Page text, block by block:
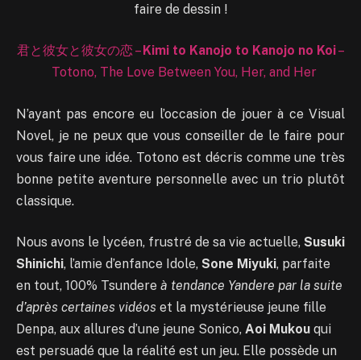
faire de dessin !
君と彼女と彼女の恋 – Kimi to Kanojo to Kanojo no Koi–
Totono, The Love Between You, Her, and Her
N’ayant pas encore eu l’occasion de jouer à ce Visual
Novel, je ne peux que vous conseiller de le faire pour
vous faire une idée. Totono est décris comme une très
bonne petite aventure personnelle avec un trio plutôt
classique.
Nous avons le lycéen, frustré de sa vie actuelle, Susuki
Shinichi, l’amie d’enfance Idole, Sone Miyuki, parfaite
en tout, 100% Tsundere à tendance Yandere par la suite
d’après certaines vidéos et la mystérieuse jeune fille
Denpa, aux allures d’une jeune Sonico, Aoi Mukou qui
est persuadé que la réalité est un jeu. Elle possède un